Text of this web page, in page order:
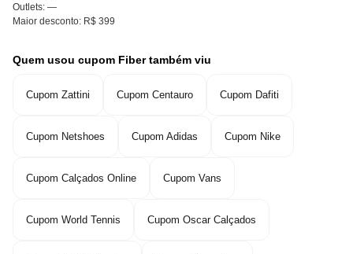
Outlets: —
Maior desconto: R$ 399
Quem usou cupom Fiber também viu
Cupom Zattini Cupom Centauro Cupom Dafiti
Cupom Netshoes Cupom Adidas Cupom Nike
Cupom Calçados Online Cupom Vans
Cupom World Tennis Cupom Oscar Calçados